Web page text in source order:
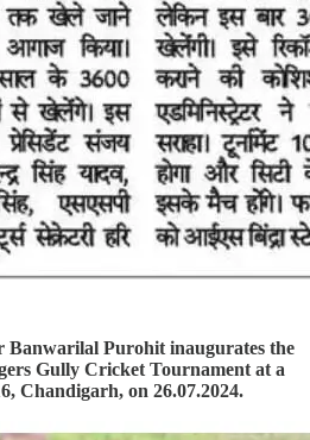
Purohit inaugurates the
Gully Cricket Tournament at a
Chandigarh, on 26.07.2024.